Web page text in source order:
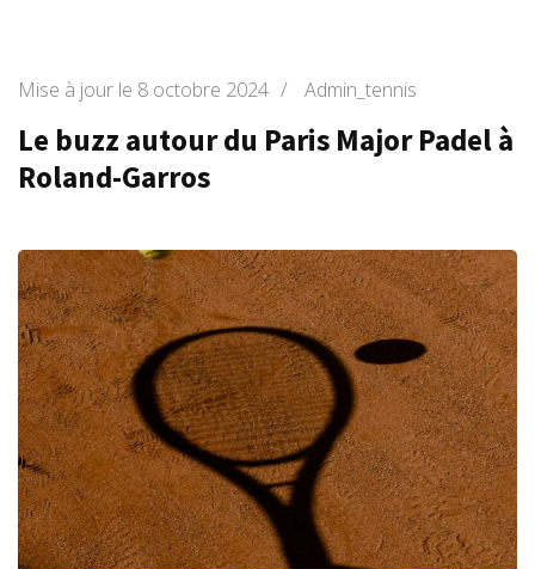
Mise à jour le 8 octobre 2024 / Admin_tennis
Le buzz autour du Paris Major Padel à
Roland-Garros